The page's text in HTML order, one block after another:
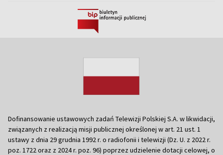
Dofinansowanie ustawowych zadań Telewizji Polskiej S.A. w likwidacji,
związanych z realizacją misji publicznej określonej w art. 21 ust. 1
ustawy z dnia 29 grudnia 1992 r. o radiofonii i telewizji (Dz. U. z 2022 r.
poz. 1722 oraz z 2024 r. poz. 96) poprzez udzielenie dotacji celowej, o